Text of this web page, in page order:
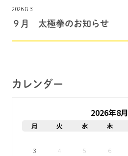
2026.8.3
９月 太極拳のお知らせ
カレンダー
2026年8月
月 火 水 木
3
4 5 6